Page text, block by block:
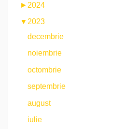
► 2024
▼ 2023
decembrie
noiembrie
octombrie
septembrie
august
iulie